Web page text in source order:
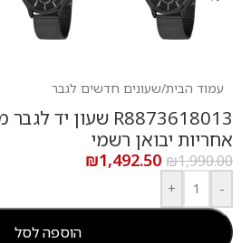
עמוד הבית/שעונים חדשים לגבר
אחריות יבואן רשמי
₪1,990.00
₪1,492.50
-
+
הוספה לסל